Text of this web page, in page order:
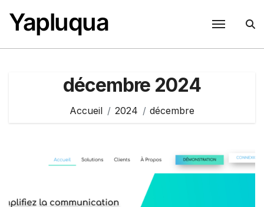
au
contenu
Yapluqua
décembre 2024
Accueil 2024 décembre